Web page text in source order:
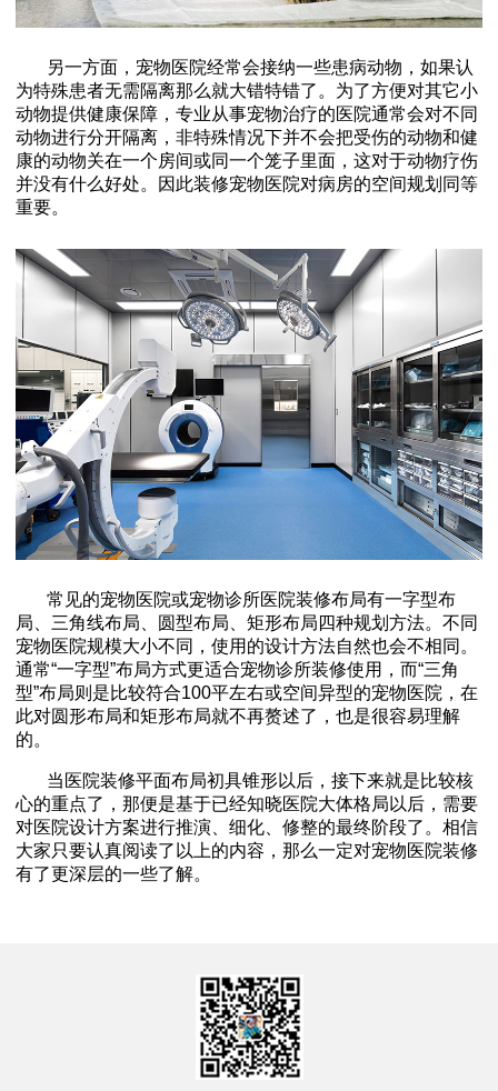
另一方面，宠物医院经常会接纳一些患病动物，如果认
为特殊患者无需隔离那么就大错特错了。为了方便对其它小
动物提供健康保障，专业从事宠物治疗的医院通常会对不同
动物进行分开隔离，非特殊情况下并不会把受伤的动物和健
康的动物关在一个房间或同一个笼子里面，这对于动物疗伤
并没有什么好处。因此装修宠物医院对病房的空间规划同等
重要。
常见的宠物医院或宠物诊所医院装修布局有一字型布
局、三角线布局、圆型布局、矩形布局四种规划方法。不同
宠物医院规模大小不同，使用的设计方法自然也会不相同。
通常“一字型”布局方式更适合宠物诊所装修使用，而“三角
型”布局则是比较符合100平左右或空间异型的宠物医院，在
此对圆形布局和矩形布局就不再赘述了，也是很容易理解
的。
当医院装修平面布局初具锥形以后，接下来就是比较核
心的重点了，那便是基于已经知晓医院大体格局以后，需要
对医院设计方案进行推演、细化、修整的最终阶段了。相信
大家只要认真阅读了以上的内容，那么一定对宠物医院装修
有了更深层的一些了解。